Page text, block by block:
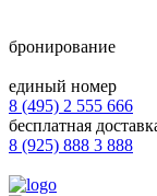
бронирование
единый номер
8 (495) 2 555 666
бесплатная
8 (925) 888 3 888